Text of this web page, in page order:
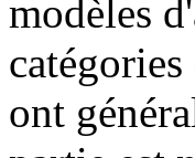
modèles
ont